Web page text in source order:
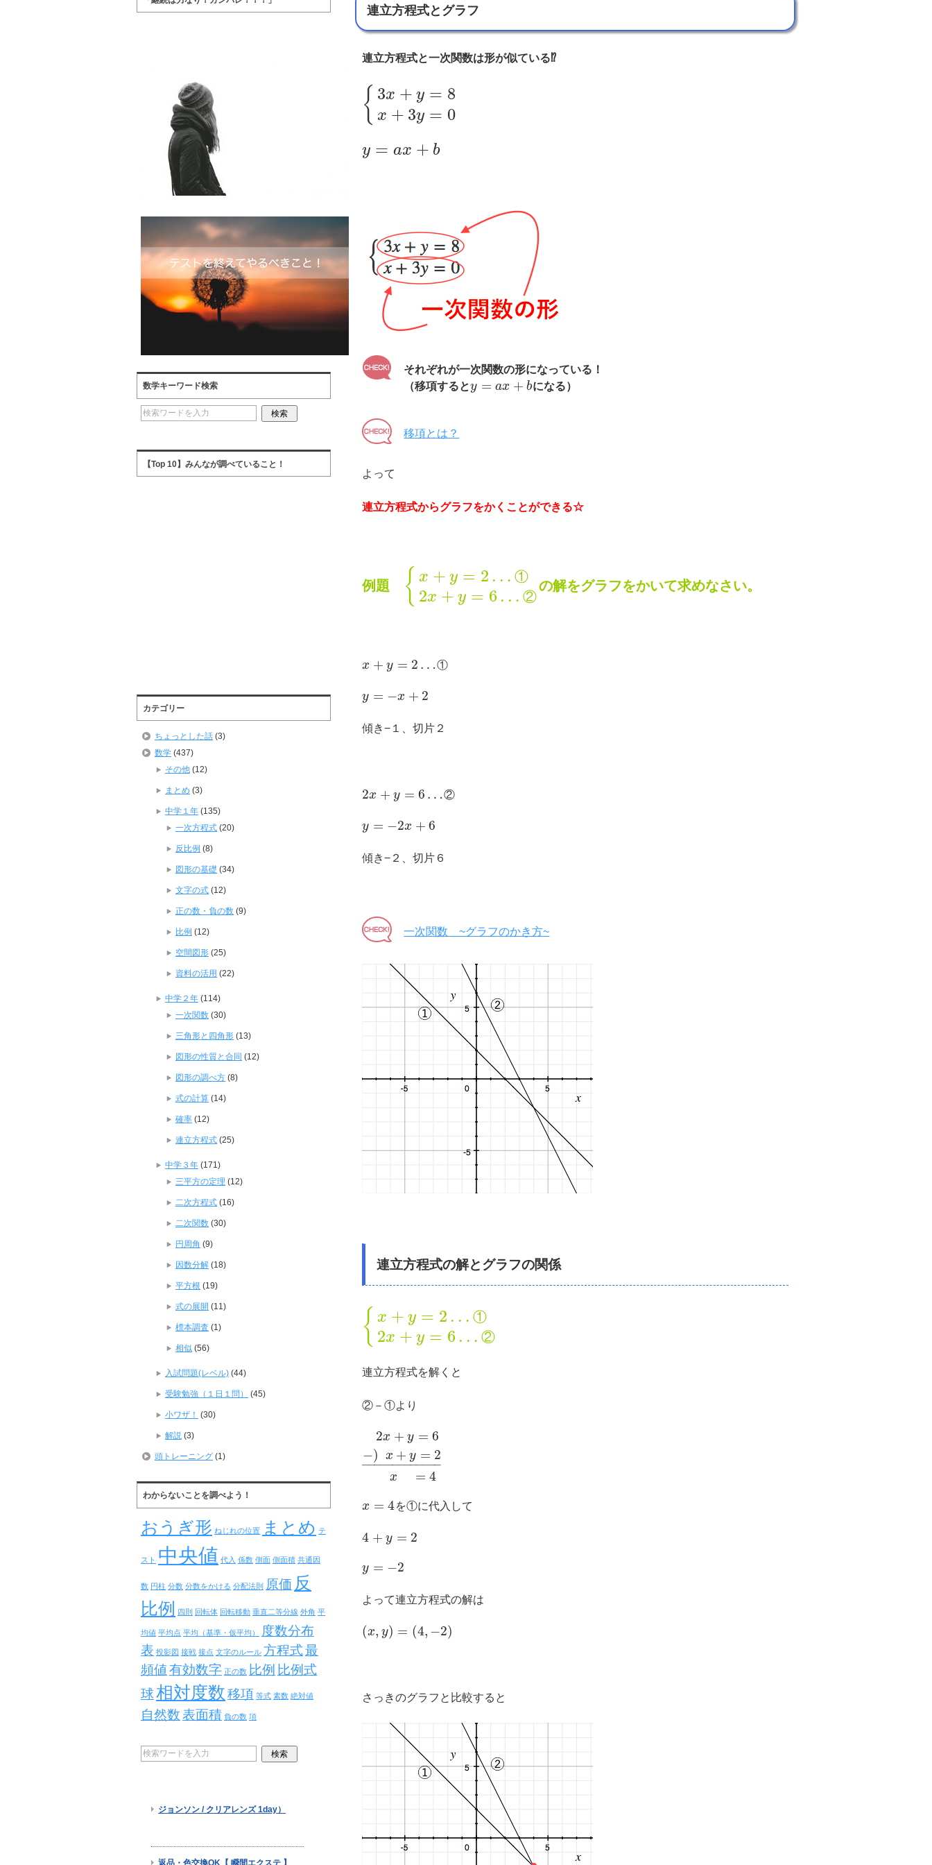
連立方程式とグラフ
連立方程式と一次関数は形が似ている⁉︎
{ 3x + y = 8
x + 3y = 0
y = ax + b
それぞれが一次関数の形になっている！
（移項するとy = ax + bになる）
移項とは？
よって
連立方程式からグラフをかくことができる☆
例題 { x + y = 2 … ①
2x + y = 6 … ②
の解をグラフをかいて求めなさい。
x + y = 2 …①
y = −x + 2
傾き−１、切片２
2x + y = 6 …②
y = −2x + 6
傾き−２、切片６
一次関数 ~グラフのかき方~
連立方程式の解とグラフの関係
{ x + y = 2 … ①
2x + y = 6 … ②
連立方程式を解くと
②－①より
2x + y = 6
−) x + y = 2
– –
–––––––––––
x = 4
x = 4を①に代入して
4 + y = 2
y = −2
よって連立方程式の解は
(x, y) = (4, −2)
さっきのグラフと比較すると
数学キーワード検索
【Top 10】みんなが調べていること！
カテゴリー
ちょっとした話 (3)
数学 (437)
その他 (12)
まとめ (3)
中学１年 (135)
一次方程式 (20)
反比例 (8)
図形の基礎 (34)
文字の式 (12)
正の数・負の数 (9)
比例 (12)
空間図形 (25)
資料の活用 (22)
中学２年 (114)
一次関数 (30)
三角形と四角形 (13)
図形の性質と合同 (12)
図形の調べ方 (8)
式の計算 (14)
確率 (12)
連立方程式 (25)
中学３年 (171)
三平方の定理 (12)
二次方程式 (16)
二次関数 (30)
円周角 (9)
因数分解 (18)
平方根 (19)
式の展開 (11)
標本調査 (1)
相似 (56)
入試問題(レベル) (44)
受験勉強（１日１問） (45)
小ワザ！ (30)
解説 (3)
頭トレーニング (1)
わからないことを調べよう！
おうぎ形 ねじれの位置 まとめ テ
スト 中央値 代入 係数 側面 側面積 共通因
数 円柱 分数 分数をかける 分配法則 原価 反
比例
四則 回転体 回転移動 垂直二等分線 外角 平
均値 平均点 平均（基準・仮平均）
度数分布
表 投影図 接戦 接点 文字のルール 方程式最
頻値有効数字 正の数 比例 比例式
球相対度数移項 等式 素数 絶対値
自然数表面積 負の数 項